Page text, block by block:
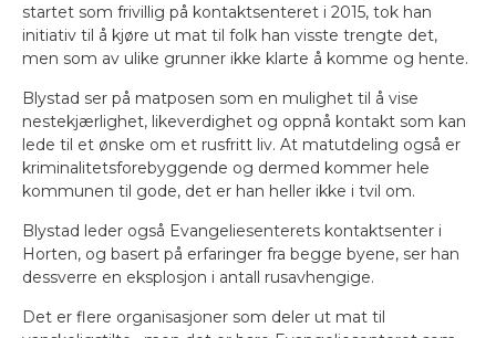
startet som frivillig på kontaktsenteret i 2015, tok han
initiativ til å kjøre ut mat til folk han visste trengte det,
men som av ulike grunner ikke klarte å komme og hente.
Blystad ser på matposen som en mulighet til å vise
nestekjærlighet, likeverdighet og oppnå kontakt som kan
lede til et ønske om et rusfritt liv. At matutdeling også er
kriminalitetsforebyggende og dermed kommer hele
kommunen til gode, det er han heller ikke i tvil om.
Blystad leder også Evangeliesenterets kontaktsenter i
Horten, og basert på erfaringer fra begge byene, ser han
dessverre en eksplosjon i antall rusavhengige.
Det er flere organisasjoner som deler ut mat til